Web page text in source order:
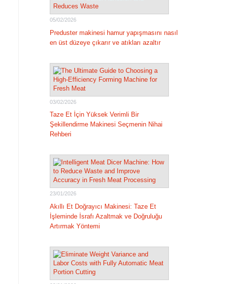
05/02/2026
Preduster makinesi hamur yapışmasını nasıl
en üst düzeye çıkarır ve atıkları azaltır
03/02/2026
Taze Et İçin Yüksek Verimli Bir
Şekillendirme Makinesi Seçmenin Nihai
Rehberi
23/01/2026
Akıllı Et Doğrayıcı Makinesi: Taze Et
İşleminde İsrafı Azaltmak ve Doğruluğu
Artırmak Yöntemi